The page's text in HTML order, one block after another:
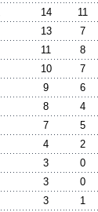
14
11
13
7
11
8
10
7
9
6
8
4
7
5
4
2
3
0
3
0
3
1